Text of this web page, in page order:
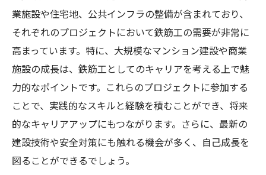
効率的な働き方とその効果
副業とのバランスの取り方
労働時間と給料の関係
福利厚生を活用する方法
働き方改革とその影響
三郷中央駅周辺の鉄筋工が選ぶべき職場とは
理想的な職場環境の条件
企業の選び方とそのポイント
業施設や住宅地、公共インフラの整備が含まれており、
それぞれのプロジェクトにおいて鉄筋工の需要が非常に
高まっています。特に、大規模なマンション建設や商業
施設の成長は、鉄筋工としてのキャリアを考える上で魅
力的なポイントです。これらのプロジェクトに参加する
ことで、実践的なスキルと経験を積むことができ、将来
的なキャリアアップにもつながります。さらに、最新の
建設技術や安全対策にも触れる機会が多く、自己成長を
図ることができるでしょう。